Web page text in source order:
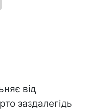
від
заздалегідь